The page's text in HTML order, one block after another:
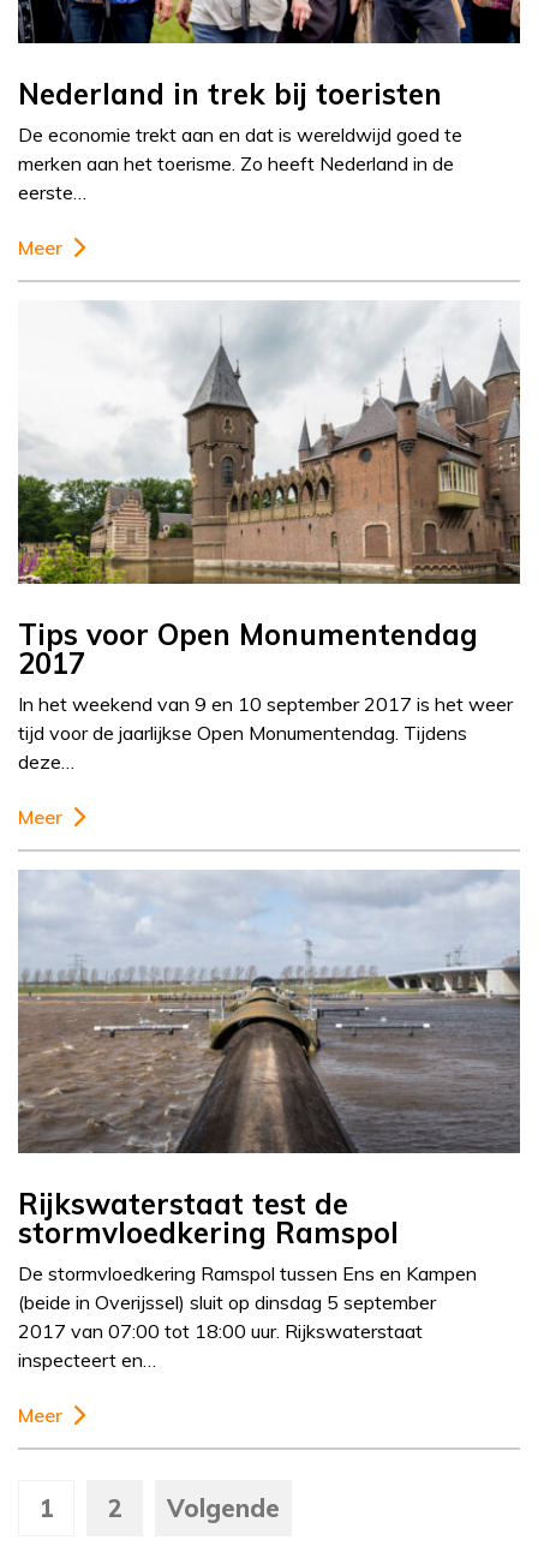
Nederland in trek bij toeristen
De economie trekt aan en dat is wereldwijd goed te
merken aan het toerisme. Zo heeft Nederland in de
eerste…
Meer
Tips voor Open Monumentendag
2017
In het weekend van 9 en 10 september 2017 is het weer
tijd voor de jaarlijkse Open Monumentendag. Tijdens
deze…
Meer
Rijkswaterstaat test de
stormvloedkering Ramspol
De stormvloedkering Ramspol tussen Ens en Kampen
(beide in Overijssel) sluit op dinsdag 5 september
2017 van 07:00 tot 18:00 uur. Rijkswaterstaat
inspecteert en…
Meer
1 2 Volgende